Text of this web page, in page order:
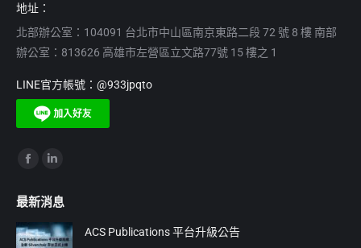
地址：
北部辦公室：104091 台北市中山區南京東路二段 72 號 8 樓 南部
辦公室：813626 高雄市左營區立文路77號 15 樓之 1
LINE官方帳號：@933jpqto
Find us on:
opens
in
opens
in
最新消息
ACS Publications 平台升級公告